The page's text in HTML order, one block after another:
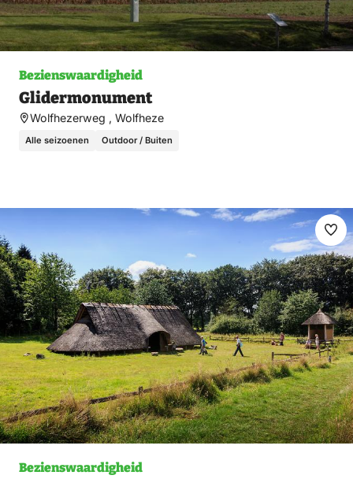
Bezienswaardigheid
Glidermonument
Wolfhezerweg , Wolfheze
Alle seizoenen Outdoor / Buiten
Bezienswaardigheid